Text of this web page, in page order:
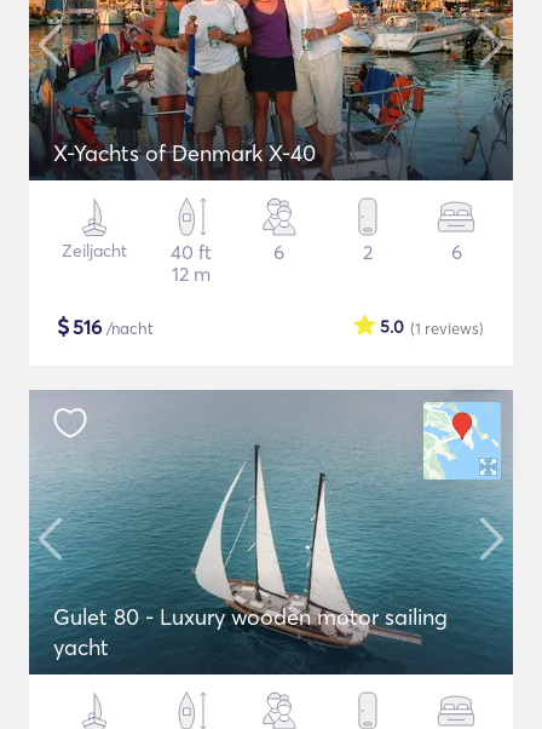
X-Yachts of Denmark X-40
Zeiljacht
40 ft
12 m
6 2 6
$516 /nacht (1 reviews)
5.0
Gulet 80 - Luxury wooden motor sailing
yacht